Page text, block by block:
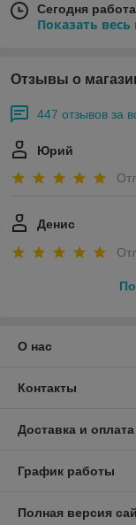
Сегодня
Показать
Отзывы о
447 отзывов за
Юрий
Денис
О нас
Контакты
Доставка и оплата
График работы
Полная версия